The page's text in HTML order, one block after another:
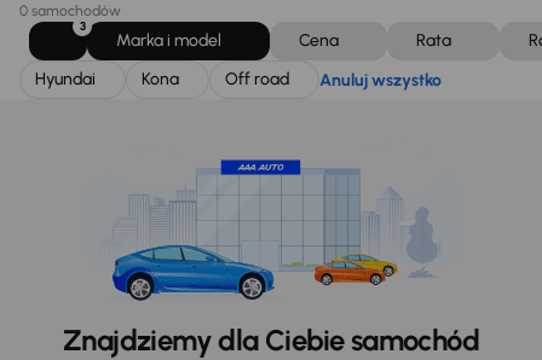
0 samochodów
3
Marka i model Cena Rata
Hyundai
Kona Off road Anuluj wszystko
Znajdziemy dla Ciebie samochód